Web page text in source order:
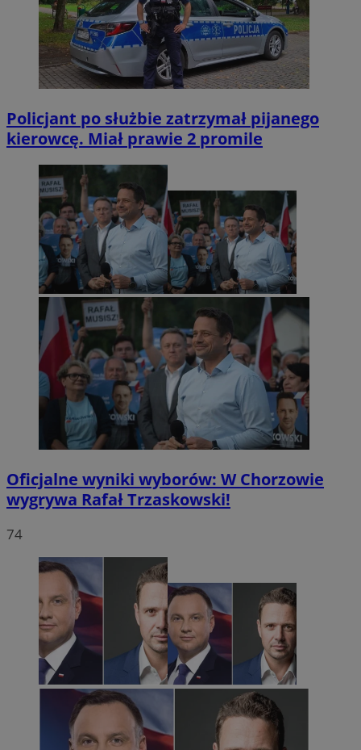
Policjant po służbie zatrzymał pijanego
kierowcę. Miał prawie 2 promile
Oficjalne wyniki wyborów: W Chorzowie
wygrywa Rafał Trzaskowski!
74